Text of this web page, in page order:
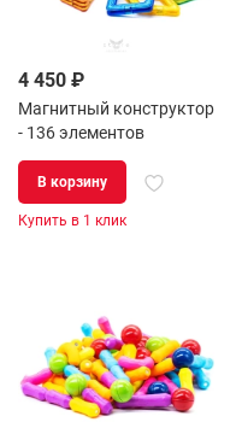
4 450 ₽
Магнитный конструктор
- 136 элементов
В корзину
Купить в 1 клик